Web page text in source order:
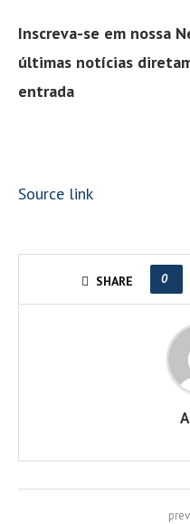
Inscreva-se em nossa
últimas notícias
entrada
Source link
SHARE 0